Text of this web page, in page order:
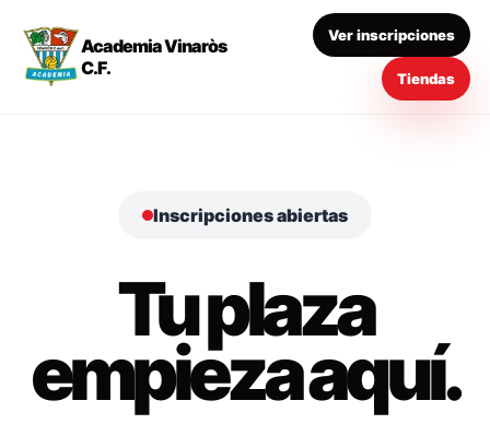
Academia Vinaròs
C.F.
Ver inscripciones
Tiendas
Inscripciones abiertas
Tu plaza
empieza aquí.